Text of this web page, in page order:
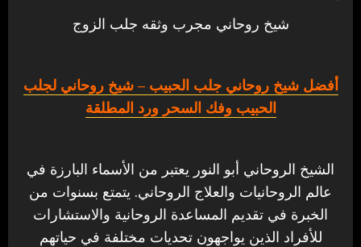
شيخ روحاني مجرب وثقه جلب الزوج
أفضل شيخ روحاني جلب الحبيب – شيخ روحاني لجلب
الحبيب وفك السحر ورد المطلقة
الشيخ الروحاني أبو النور يعتبر من الأسماء البارزة في
عالم الروحانيات والعلاج الروحاني. يتمتع بسنوات من
الخبرة في تقديم المساعدة الروحانية والاستشارات
للأفراد الذين يواجهون تحديات مختلفة في حياتهم